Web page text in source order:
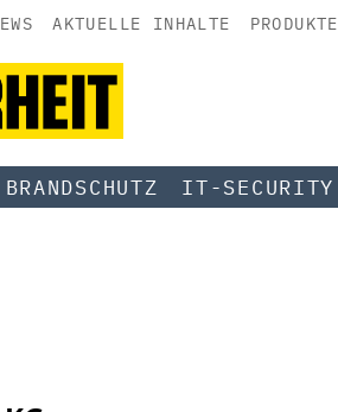
AKTUELLE INHALTE PRODUKTE
BRANDSCHUTZ IT-SECURITY